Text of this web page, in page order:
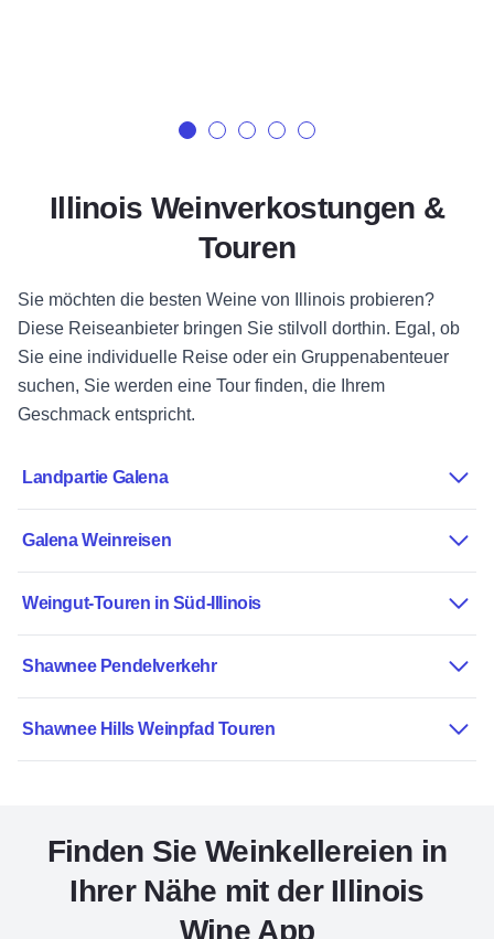
Illinois Weinverkostungen &
Touren
Sie möchten die besten Weine von Illinois probieren?
Diese Reiseanbieter bringen Sie stilvoll dorthin. Egal, ob
Sie eine individuelle Reise oder ein Gruppenabenteuer
suchen, Sie werden eine Tour finden, die Ihrem
Geschmack entspricht.
Landpartie Galena
Galena Weinreisen
Weingut-Touren in Süd-Illinois
Shawnee Pendelverkehr
Shawnee Hills Weinpfad Touren
Finden Sie Weinkellereien in
Ihrer Nähe mit der Illinois
Wine App